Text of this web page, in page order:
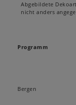
Abgebildete
nicht anders
Programm
Bergen